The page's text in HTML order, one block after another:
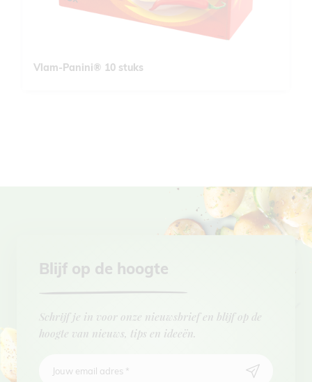
Vlam-Panini® 10 stuks
Blijf op de hoogte
Schrijf je in voor onze nieuwsbrief en blijf op de
hoogte van nieuws, tips en ideeën.
Jouw email adres *